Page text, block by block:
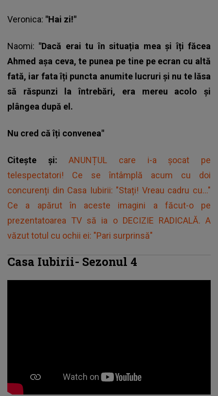
Veronica: "Hai zi!"
Naomi: "Dacă erai tu în situația mea și îți făcea
Ahmed așa ceva, te punea pe tine pe ecran cu altă
fată, iar fata îți puncta anumite lucruri și nu te lăsa
să răspunzi la întrebări, era mereu acolo și
plângea după el.
Nu cred că îți convenea"
Citește și:ANUNȚUL care i-a șocat pe
telespectatori! Ce se întâmplă acum cu doi
concurenți din Casa Iubirii: "Stați! Vreau cadru cu..."
Ce a apărut în aceste imagini a făcut-o pe
prezentatoarea TV să ia o DECIZIE RADICALĂ. A
văzut totul cu ochii ei: "Pari surprinsă"
Casa Iubirii- Sezonul 4